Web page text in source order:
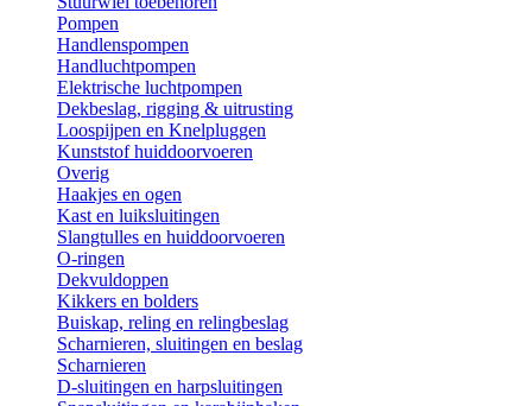
Pompen
Handlenspompen
Handluchtpompen
Elektrische luchtpompen
Dekbeslag, rigging & uitrusting
Loospijpen en Knelpluggen
Kunststof huiddoorvoeren
Overig
Haakjes en ogen
Kast en luiksluitingen
Slangtulles en huiddoorvoeren
O-ringen
Dekvuldoppen
Kikkers en bolders
Buiskap, reling en relingbeslag
Scharnieren, sluitingen en beslag
Scharnieren
D-sluitingen en harpsluitingen